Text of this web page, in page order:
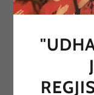
GALERIA E